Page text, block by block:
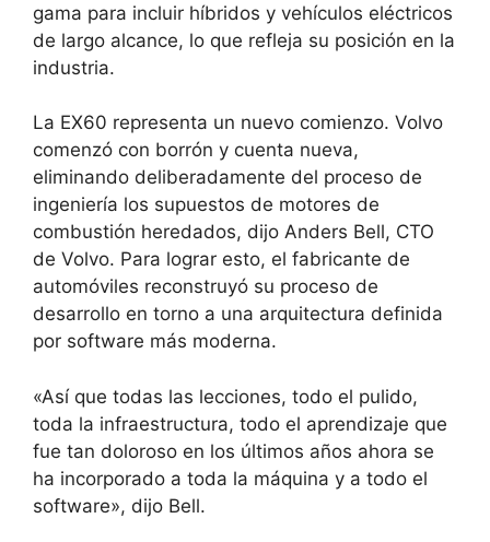
gama para incluir híbridos y vehículos eléctricos
de largo alcance, lo que refleja su posición en la
industria.
La EX60 representa un nuevo comienzo. Volvo
comenzó con borrón y cuenta nueva,
eliminando deliberadamente del proceso de
ingeniería los supuestos de motores de
combustión heredados, dijo Anders Bell, CTO
de Volvo. Para lograr esto, el fabricante de
automóviles reconstruyó su proceso de
desarrollo en torno a una arquitectura definida
por software más moderna.
«Así que todas las lecciones, todo el pulido,
toda la infraestructura, todo el aprendizaje que
fue tan doloroso en los últimos años ahora se
ha incorporado a toda la máquina y a todo el
software», dijo Bell.